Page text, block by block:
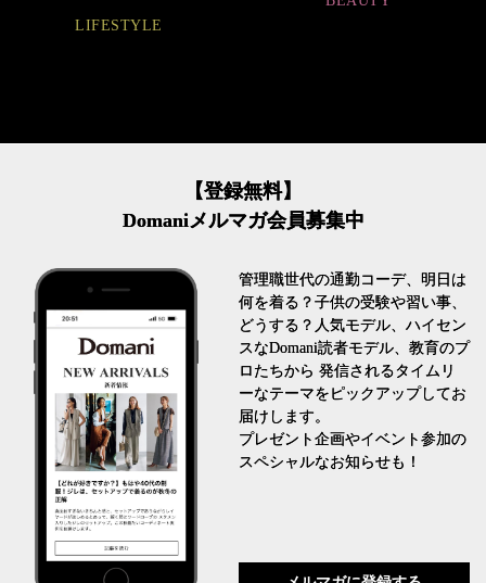
【登録無料】
Domaniメルマガ会員募集中
管理職世代の通勤コーデ、明日は
何を着る？子供の受験や習い事、
どうする？人気モデル、ハイセン
スなDomani読者モデル、教育のプ
ロたちから 発信されるタイムリ
ーなテーマをピックアップしてお
届けします。
プレゼント企画やイベント参加の
スペシャルなお知らせも！